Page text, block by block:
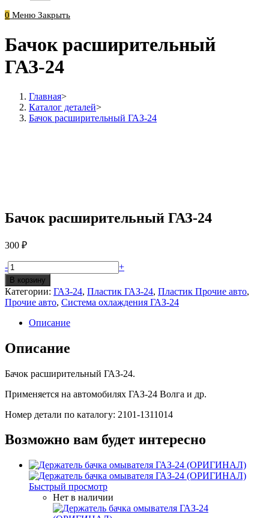
0 Меню Закрыть
Бачок расширительный
ГАЗ-24
Главная>
Каталог деталей>
Бачок расширительный ГАЗ-24
Бачок расширительный ГАЗ-24
300 ₽
Количество
Бачок
расширительный
ГАЗ-24
- +
В корзину
Категории: ГАЗ-24, Пластик ГАЗ-24, Пластик Прочие авто,
Прочие авто, Система охлаждения ГАЗ-24
Описание
Описание
Бачок расширительный ГАЗ-24.
Применяется на автомобилях ГАЗ-24 Волга и др.
Номер детали по каталогу: 2101-1311014
Возможно вам будет интересно
Быстрый просмотр
Нет в наличии